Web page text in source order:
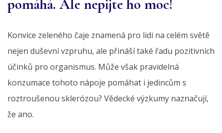
pomáhá. Ale nepijte ho moc!
Konvice zeleného čaje znamená pro lidi na celém světě
nejen duševní vzpruhu, ale přináší také řadu pozitivních
účinků pro organismus. Může však pravidelná
konzumace tohoto nápoje pomáhat i jedincům s
roztroušenou sklerózou? Vědecké výzkumy naznačují,
že ano.